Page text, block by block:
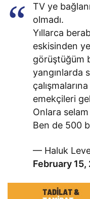
TV ye
olmadı.
Yıllarca
eskisinden
görüştüğüm
yangınlarda
emekçileri
Onlara
Ben de 500
— Haluk
February 15,